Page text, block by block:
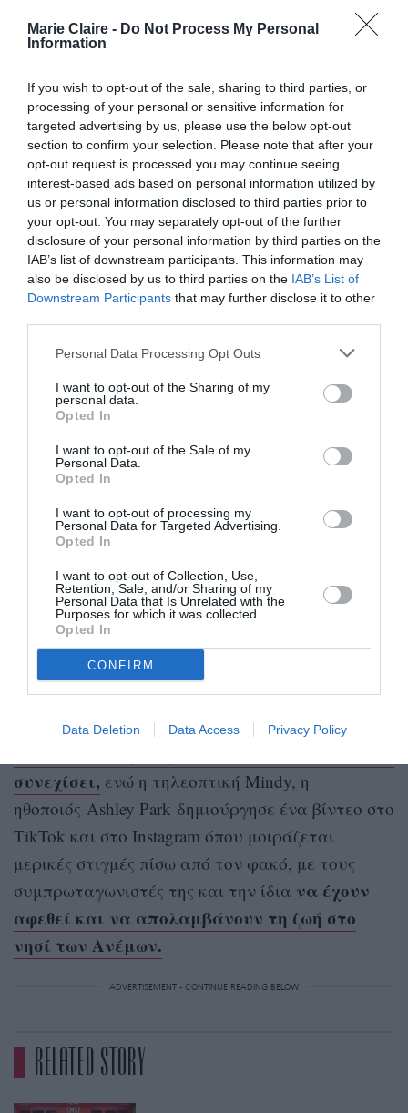
Marie Claire - Do Not Process My Personal
Information
If you wish to opt-out of the sale, sharing to third parties, or
processing of your personal or sensitive information for
targeted advertising by us, please use the below opt-out
section to confirm your selection. Please note that after your
opt-out request is processed you may continue seeing
interest-based ads based on personal information utilized by
us or personal information disclosed to third parties prior to
your opt-out. You may separately opt-out of the further
disclosure of your personal information by third parties on the
IAB’s list of downstream participants. This information may
also be disclosed by us to third parties on the IAB’s List of
Downstream Participants that may further disclose it to other
Personal Data Processing Opt Outs
I want to opt-out of the Sharing of my
personal data.
Opted In
I want to opt-out of the Sale of my
Personal Data.
Opted In
I want to opt-out of processing my
Personal Data for Targeted Advertising.
Opted In
I want to opt-out of Collection, Use,
Retention, Sale, and/or Sharing of my
Personal Data that Is Unrelated with the
Purposes for which it was collected.
Opted In
CONFIRM
Data Deletion Data Access Privacy Policy
Πριν από λίγες ημέρες τόσο η ηθοποιός, που
πρωταγωνιστεί στη σειρά, όσο και οι
συμπρωταγωνιστές της, είχαν κάνει γνωστό πως
αυτή θα είναι η τελευταία σεζόν της σειράς που
αγαπήθηκε τόσο από το κοινό.
Η Lily Collins, μέσω του Instagram και της
επίσημης σελίδας της σειράς,ανακοίνωσε ότι
συνεχίσει, ενώ η τηλεοπτική Mindy, η
ηθοποιός Ashley Park δημιούργησε ένα βίντεο στο
TikTok και στο Instagram όπου μοιράζεται
μερικές στιγμές πίσω από τον φακό, με τους
συμπρωταγωνιστές της και την ίδια να έχουν
αφεθεί και να απολαμβάνουν τη ζωή στο
νησί των Ανέμων.
ADVERTISEMENT - CONTINUE READING BELOW
RELATED STORY